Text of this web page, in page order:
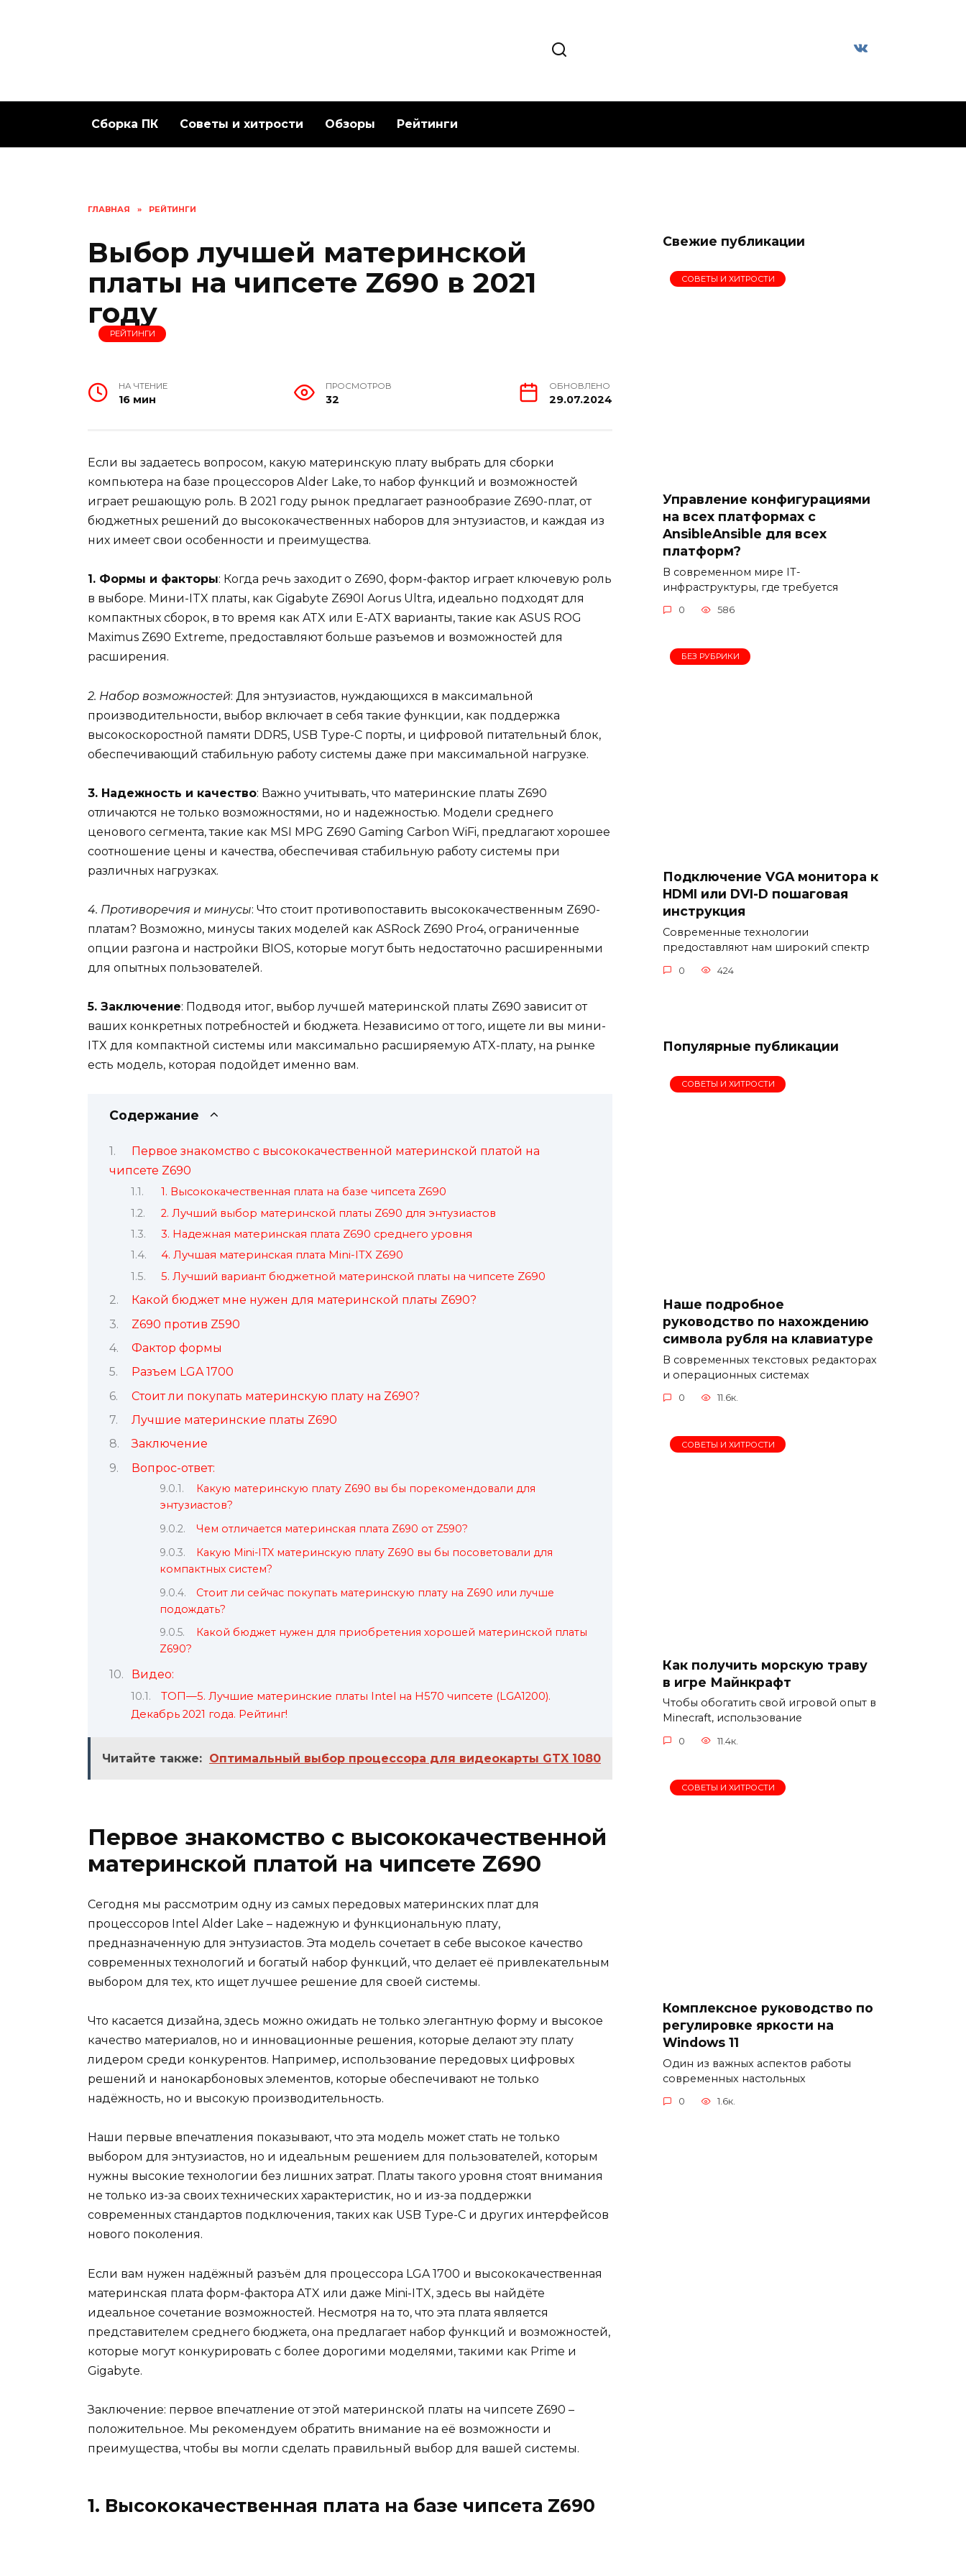
Сборка ПК Советы и хитрости Обзоры Рейтинги
ГЛАВНАЯ » РЕЙТИНГИ
Выбор лучшей материнской
платы на чипсете Z690 в 2021
году
РЕЙТИНГИ
НА ЧТЕНИЕ
16 мин
ПРОСМОТРОВ
32
ОБНОВЛЕНО
29.07.2024
Если вы задаетесь вопросом, какую материнскую плату выбрать для сборки
компьютера на базе процессоров Alder Lake, то набор функций и возможностей
играет решающую роль. В 2021 году рынок предлагает разнообразие Z690-плат, от
бюджетных решений до высококачественных наборов для энтузиастов, и каждая из
них имеет свои особенности и преимущества.
1. Формы и факторы: Когда речь заходит о Z690, форм-фактор играет ключевую роль
в выборе. Мини-ITX платы, как Gigabyte Z690I Aorus Ultra, идеально подходят для
компактных сборок, в то время как ATX или E-ATX варианты, такие как ASUS ROG
Maximus Z690 Extreme, предоставляют больше разъемов и возможностей для
расширения.
2. Набор возможностей: Для энтузиастов, нуждающихся в максимальной
производительности, выбор включает в себя такие функции, как поддержка
высокоскоростной памяти DDR5, USB Type-C порты, и цифровой питательный блок,
обеспечивающий стабильную работу системы даже при максимальной нагрузке.
3. Надежность и качество: Важно учитывать, что материнские платы Z690
отличаются не только возможностями, но и надежностью. Модели среднего
ценового сегмента, такие как MSI MPG Z690 Gaming Carbon WiFi, предлагают хорошее
соотношение цены и качества, обеспечивая стабильную работу системы при
различных нагрузках.
4. Противоречия и минусы: Что стоит противопоставить высококачественным Z690-
платам? Возможно, минусы таких моделей как ASRock Z690 Pro4, ограниченные
опции разгона и настройки BIOS, которые могут быть недостаточно расширенными
для опытных пользователей.
5. Заключение: Подводя итог, выбор лучшей материнской платы Z690 зависит от
ваших конкретных потребностей и бюджета. Независимо от того, ищете ли вы мини-
ITX для компактной системы или максимально расширяемую ATX-плату, на рынке
есть модель, которая подойдет именно вам.
Содержание
Первое знакомство с высококачественной материнской платой на
чипсете Z690
1. Высококачественная плата на базе чипсета Z690
2. Лучший выбор материнской платы Z690 для энтузиастов
3. Надежная материнская плата Z690 среднего уровня
4. Лучшая материнская плата Mini-ITX Z690
5. Лучший вариант бюджетной материнской платы на чипсете Z690
Какой бюджет мне нужен для материнской платы Z690?
Z690 против Z590
Фактор формы
Разъем LGA 1700
Стоит ли покупать материнскую плату на Z690?
Лучшие материнские платы Z690
Заключение
Вопрос-ответ:
Какую материнскую плату Z690 вы бы порекомендовали для
энтузиастов?
Чем отличается материнская плата Z690 от Z590?
Какую Mini-ITX материнскую плату Z690 вы бы посоветовали для
компактных систем?
Стоит ли сейчас покупать материнскую плату на Z690 или лучше
подождать?
Какой бюджет нужен для приобретения хорошей материнской платы
Z690?
Видео:
ТОП—5. Лучшие материнские платы Intel на H570 чипсете (LGA1200).
Декабрь 2021 года. Рейтинг!
Читайте также: Оптимальный выбор процессора для видеокарты GTX 1080
Первое знакомство с высококачественной
материнской платой на чипсете Z690
Сегодня мы рассмотрим одну из самых передовых материнских плат для
процессоров Intel Alder Lake – надежную и функциональную плату,
предназначенную для энтузиастов. Эта модель сочетает в себе высокое качество
современных технологий и богатый набор функций, что делает её привлекательным
выбором для тех, кто ищет лучшее решение для своей системы.
Что касается дизайна, здесь можно ожидать не только элегантную форму и высокое
качество материалов, но и инновационные решения, которые делают эту плату
лидером среди конкурентов. Например, использование передовых цифровых
решений и нанокарбоновых элементов, которые обеспечивают не только
надёжность, но и высокую производительность.
Наши первые впечатления показывают, что эта модель может стать не только
выбором для энтузиастов, но и идеальным решением для пользователей, которым
нужны высокие технологии без лишних затрат. Платы такого уровня стоят внимания
не только из-за своих технических характеристик, но и из-за поддержки
современных стандартов подключения, таких как USB Type-C и других интерфейсов
нового поколения.
Если вам нужен надёжный разъём для процессора LGA 1700 и высококачественная
материнская плата форм-фактора ATX или даже Mini-ITX, здесь вы найдёте
идеальное сочетание возможностей. Несмотря на то, что эта плата является
представителем среднего бюджета, она предлагает набор функций и возможностей,
которые могут конкурировать с более дорогими моделями, такими как Prime и
Gigabyte.
Заключение: первое впечатление от этой материнской платы на чипсете Z690 –
положительное. Мы рекомендуем обратить внимание на её возможности и
преимущества, чтобы вы могли сделать правильный выбор для вашей системы.
1. Высококачественная плата на базе чипсета Z690
Свежие публикации
СОВЕТЫ И ХИТРОСТИ
Управление конфигурациями
на всех платформах с
AnsibleAnsible для всех
платформ?
В современном мире IT-
инфраструктуры, где требуется
0 586
БЕЗ РУБРИКИ
Подключение VGA монитора к
HDMI или DVI-D пошаговая
инструкция
Современные технологии
предоставляют нам широкий спектр
0 424
Популярные публикации
СОВЕТЫ И ХИТРОСТИ
Наше подробное
руководство по нахождению
символа рубля на клавиатуре
В современных текстовых редакторах
и операционных системах
0 11.6к.
СОВЕТЫ И ХИТРОСТИ
Как получить морскую траву
в игре Майнкрафт
Чтобы обогатить свой игровой опыт в
Minecraft, использование
0 11.4к.
СОВЕТЫ И ХИТРОСТИ
Комплексное руководство по
регулировке яркости на
Windows 11
Один из важных аспектов работы
современных настольных
0 1.6к.